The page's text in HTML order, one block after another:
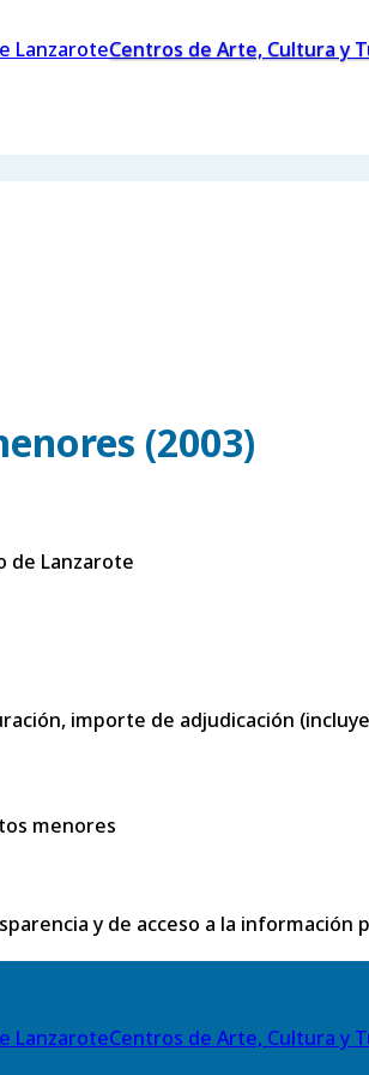
Centros de Arte, Cultura y
(2003)
de Lanzarote
importe de adjudicación
menores
y de acceso a la información
Centros de Arte, Cultura y